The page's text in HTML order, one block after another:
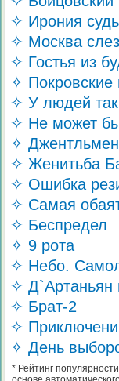
✧ Ирония
✧ Москва
✧ Гостья из
✧ Покровские
✧ У людей
✧ Не может
✧
✧ Женитьба
✧ Ошибка
✧ Самая
✧ Беспредел
✧ 9 рота
✧ Небо.
✧ Д`Артаньян
✧ Брат-2
✧
✧ День
* Рейтинг